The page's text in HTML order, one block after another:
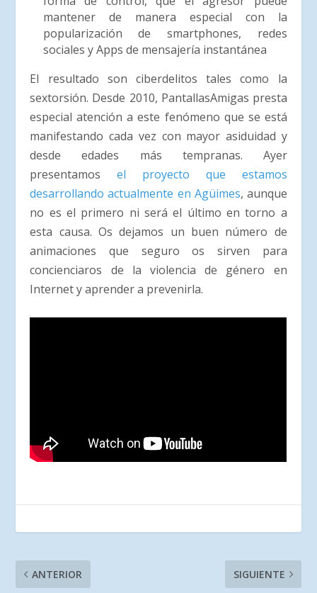
mantener de manera especial con la
popularización de smartphones, redes
sociales y Apps de mensajería instantánea
El resultado son ciberdelitos tales como la
sextorsión. Desde 2010, PantallasAmigas presta
especial atención a este fenómeno que se está
manifestando cada vez con mayor asiduidad y
desde edades más tempranas. Ayer
presentamosel proyecto que estamos
desarrollando actualmente en Agüimes, aunque
no es el primero ni será el último en torno a
esta causa. Os dejamos un buen número de
animaciones que seguro os sirven para
concienciaros de la violencia de género en
Internet y aprender a prevenirla.
ANTERIOR SIGUIENTE